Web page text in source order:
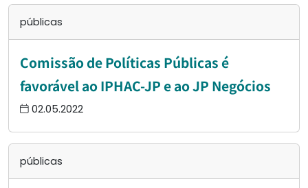
públicas
Comissão de Políticas Públicas é
favorável ao IPHAC-JP e ao JP Negócios
02.05.2022
públicas